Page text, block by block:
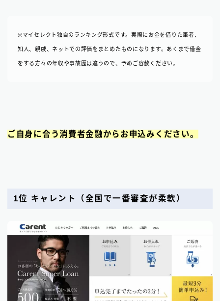
※マイセレクト独自のランキング形式です。実際にお金を借りた筆者、
知人、親戚、ネットでの評価をまとめたものになります。あくまで借金
をする方々の年収や事故歴は違うので、予めご容赦ください。
ご自身に合う消費者金融からお申込みください。
1位 キャレント（全国で一番審査が柔軟）